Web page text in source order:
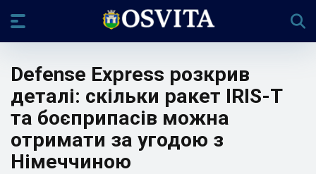
Defense Express розкрив
деталі: скільки ракет IRIS-T
та боєприпасів можна
отримати за угодою з
Німеччиною